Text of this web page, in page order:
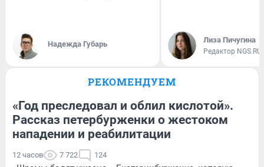
Надежда Губарь Лиза Пичугина
Редактор NGS.RU
РЕКОМЕНДУЕМ
«Год преследовал и облил кислотой».
Рассказ петербурженки о жестоком
нападении и реабилитации
12 часов 7 722 124